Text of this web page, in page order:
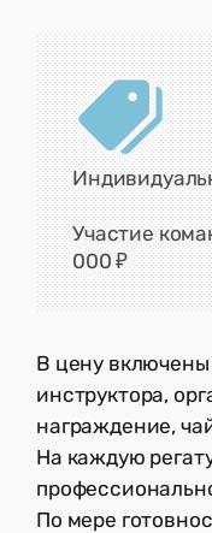
Участие
000 ₽
В цену
инструктора,
награждение,
На каждую
По мере